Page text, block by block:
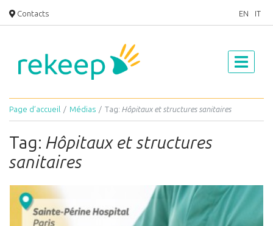
Contacts EN IT
Page d’accueil Médias Tag: Hôpitaux et structures sanitaires
Tag: Hôpitaux et structures
sanitaires